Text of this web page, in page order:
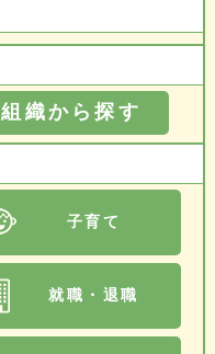
組織から探す
子育て
就職・退職